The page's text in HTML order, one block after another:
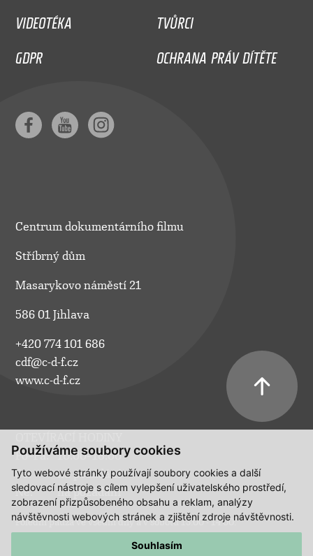
Používáme soubory cookies
Tyto webové stránky používají soubory cookies a další
sledovací nástroje s cílem vylepšení uživatelského prostředí,
zobrazení přizpůsobeného obsahu a reklam, analýzy
návštěvnosti webových stránek a zjištění zdroje návštěvnosti.
Souhlasím
VIDEOTÉKA
TVŮRCI
GDPR
OCHRANA PRÁV DÍTĚTE
Centrum dokumentárního filmu
Stříbrný dům
Masarykovo náměstí 21
586 01 Jihlava
+420 774 101 686
cdf@c-d-f.cz
www.c-d-f.cz
Po–Pá:
10.00–18.00
So:
na požádání
Ne:
na požádání
Polední pauza ve všední dny a v sobotu 13:00 - 14:00.